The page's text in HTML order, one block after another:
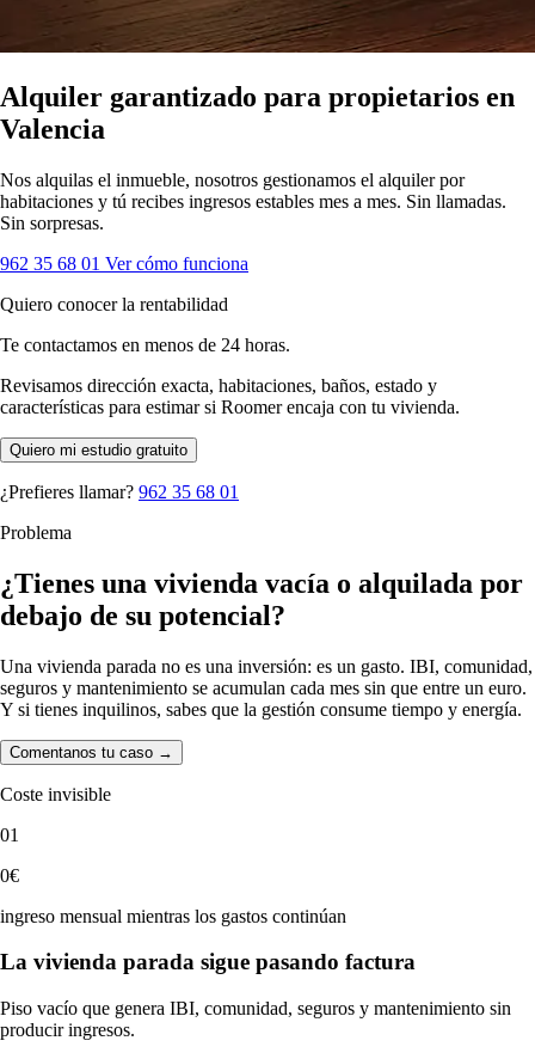
Alquiler garantizado para propietarios en
Valencia
Nos alquilas el inmueble, nosotros gestionamos el alquiler por
habitaciones y tú recibes ingresos estables mes a mes. Sin llamadas.
Sin sorpresas.
962 35 68 01 Ver cómo funciona
Quiero conocer la rentabilidad
Te contactamos en menos de 24 horas.
Revisamos dirección exacta, habitaciones, baños, estado y
características para estimar si Roomer encaja con tu vivienda.
Quiero mi estudio gratuito
¿Prefieres llamar? 962 35 68 01
Problema
¿Tienes una vivienda vacía o alquilada por
debajo de su potencial?
Una vivienda parada no es una inversión: es un gasto. IBI, comunidad,
seguros y mantenimiento se acumulan cada mes sin que entre un euro.
Y si tienes inquilinos, sabes que la gestión consume tiempo y energía.
Comentanos tu caso →
Coste invisible
01
0€
ingreso mensual mientras los gastos continúan
La vivienda parada sigue pasando factura
Piso vacío que genera IBI, comunidad, seguros y mantenimiento sin
producir ingresos.